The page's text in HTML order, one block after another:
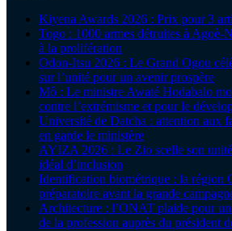
Kiyena Awards 2026 : Prix pour 3
Togo : 1000 armes détruites à Agoè-
à la prolifération
Odon-Itsu 2026 : Le Grand Ogou
sur l’unité pour un avenir prospère
Mô : Le ministre Awaté Hodabalo
contre l’extrémisme et pour le
Université de Datcha : attention aux
en garde le ministère
AYIZA 2026 : Le Zio scelle son
idéal d’inclusion
Identification biométrique : la région
préparatoire avant la grande
Architecture : l’ONAT plaide pour
de la profession auprès du président